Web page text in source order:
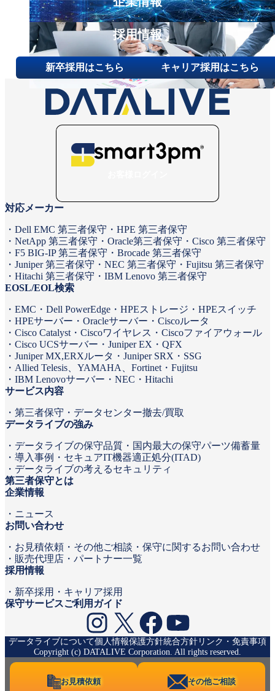
採用情報
新卒採用はこちら キャリア採用はこちら
Instagram
X Facebook
YouTube
対応メーカー
Dell EMC 第三者保守
HPE 第三者保守
NetApp 第三者保守
Oracle第三者保守
Cisco 第三者保守
F5 BIG-IP 第三者保守
Brocade 第三者保守
Juniper 第三者保守
NEC 第三者保守
Fujitsu 第三者保守
Hitachi 第三者保守
IBM Lenovo 第三者保守
EOSL/EOL検索
EMC Dell PowerEdge HPEストレージ
HPEスイッチ
HPEサーバー
Oracleサーバー
Ciscoルータ
Cisco Catalyst
Ciscoワイヤレス
Ciscoファイアウォール
Cisco UCSサーバー
Juniper EX・QFX
Juniper MX,ERXルータ
Juniper SRX・SSG
Allied Telesis、YAMAHA、Fortinet
Fujitsu
IBM Lenovoサーバー
NEC
Hitachi
サービス内容
第三者保守
データセンター撤去/買取
データライブの強み
データライブの保守品質
国内最大の保守パーツ備蓄量
導入事例
セキュアIT機器適正処分(ITAD)
データライブの考えるセキュリティ
第三者保守とは
企業情報
ニュース
お問い合わせ
お見積依頼
その他ご相談・保守に関するお問い合わせ
販売代理店・パートナー一覧
採用情報
新卒採用
キャリア採用
保守サービスご利用ガイド
データライブについて個人情報保護方針統合方針 リンク・免責事項
Copyright (c) DATALIVE Corporation. All rights reserved.
お見積依頼 その他ご相談